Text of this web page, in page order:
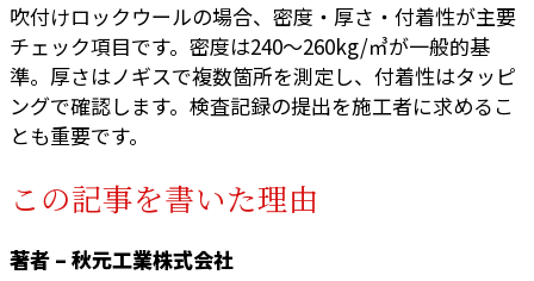
吹付けロックウールの場合、密度・厚さ・付着性が主要
チェック項目です。密度は240〜260kg/㎥が一般的基
準。厚さはノギスで複数箇所を測定し、付着性はタッピ
ングで確認します。検査記録の提出を施工者に求めるこ
とも重要です。
この記事を書いた理由
著者 – 秋元工業株式会社